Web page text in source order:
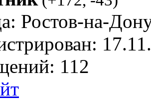
Ростов-на-
112